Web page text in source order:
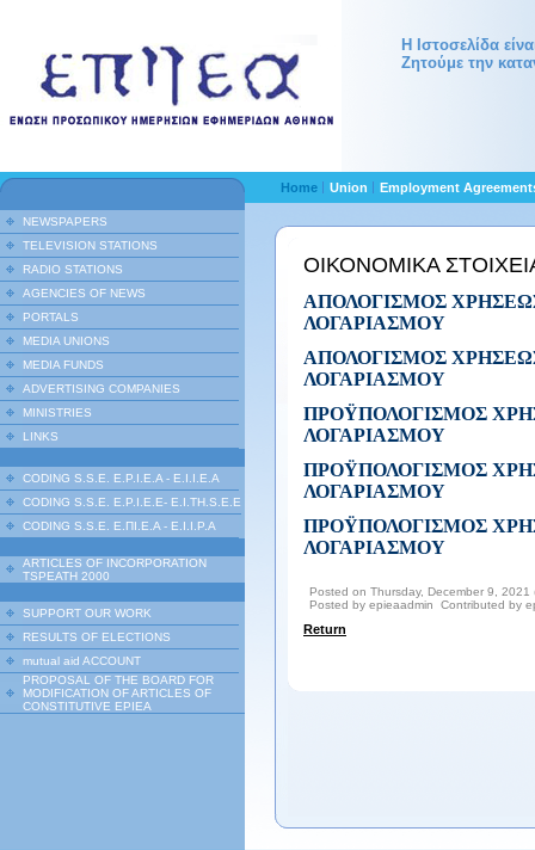
Η Ιστοσελίδα
Ζητούμε την
NEWSPAPERS
TELEVISION STATIONS
RADIO STATIONS
AGENCIES OF NEWS
PORTALS
MEDIA UNIONS
MEDIA FUNDS
ADVERTISING COMPANIES
MINISTRIES
LINKS
CODING S.S.E. E.P.I.E.A - E.I.I.E.A
CODING S.S.E. E.P.I.E.E- E.I.TH.S.E.E
CODING S.S.E. Ε.ΠΙ.Ε.Α - Ε.Ι.Ι.P.A
ARTICLES OF INCORPORATION
TSPEATH 2000
SUPPORT OUR WORK
RESULTS OF ELECTIONS
mutual aid ACCOUNT
PROPOSAL OF THE BOARD FOR
MODIFICATION OF ARTICLES OF
CONSTITUTIVE EPIEA
Home Union Employment
ΟΙΚΟΝΟΜΙΚΑ
ΑΠΟΛΟΓΙΣΜΟΣ
ΛΟΓΑΡΙΑΣΜΟΥ
ΑΠΟΛΟΓΙΣΜΟΣ
ΛΟΓΑΡΙΑΣΜΟΥ
ΠΡΟΫΠΟΛΟΓΙΣΜΟΣ
ΛΟΓΑΡΙΑΣΜΟΥ
ΠΡΟΫΠΟΛΟΓΙΣΜΟΣ
ΛΟΓΑΡΙΑΣΜΟΥ
ΠΡΟΫΠΟΛΟΓΙΣΜΟΣ
ΛΟΓΑΡΙΑΣΜΟΥ
Posted on Thursday, December 9,
Posted by epieaadmin Contributed by
Return